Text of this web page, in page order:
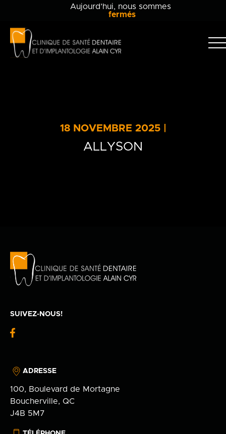
Aujourd’hui, nous sommes
fermés
dentaire
Alain
Cyr
Clinique
en
100 Bd de Mortagne
Boucherville, QC J4B 5M7
450 906-4606
18 NOVEMBRE 2025 |
ALLYSON
SUIVEZ-NOUS!
fb-
ADRESSE
100, Boulevard de Mortagne
Boucherville, QC
J4B 5M7